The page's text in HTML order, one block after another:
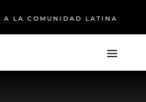
A LA COMUNIDAD LATINA